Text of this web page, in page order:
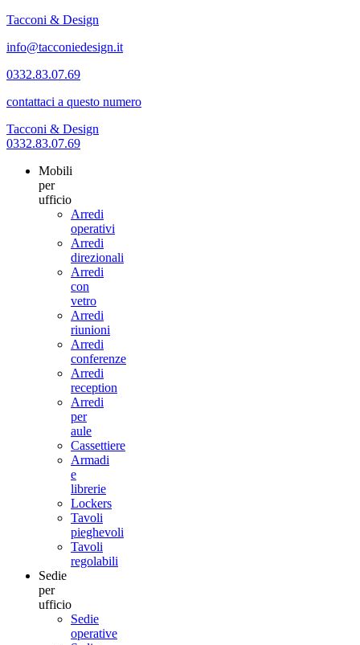
Tacconi & Design
info@tacconiedesign.it
0332.83.07.69
contattaci a questo numero
Tacconi & Design
0332.83.07.69
Mobili
per
ufficio
Arredi
operativi
Arredi
direzionali
Arredi
con
vetro
Arredi
riunioni
Arredi
conferenze
Arredi
reception
Arredi
per
aule
Cassettiere
Armadi
e
librerie
Lockers
Tavoli
pieghevoli
Tavoli
regolabili
Sedie
per
ufficio
Sedie
operative